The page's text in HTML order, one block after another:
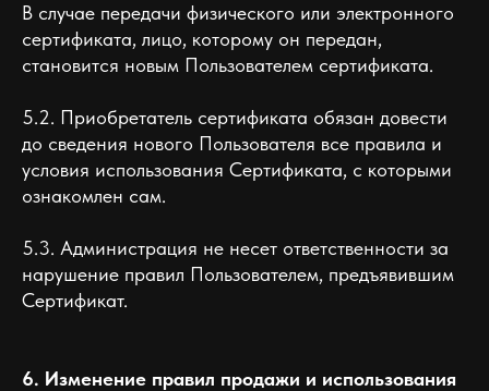
В случае передачи физического или электронного
сертификата, лицо, которому он передан,
становится новым Пользователем сертификата.
5.2. Приобретатель сертификата обязан довести
до сведения нового Пользователя все правила и
условия использования Сертификата, с которыми
ознакомлен сам.
5.3. Администрация не несет ответственности за
нарушение правил Пользователем, предъявившим
Сертификат.
6. Изменение правил продажи и использования